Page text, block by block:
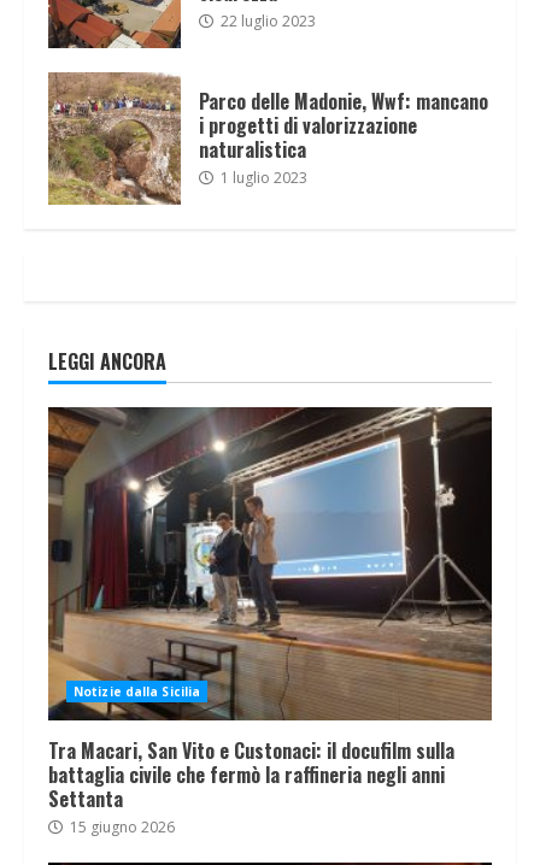
22 luglio 2023
Parco delle Madonie, Wwf: mancano
i progetti di valorizzazione
naturalistica
1 luglio 2023
LEGGI ANCORA
Notizie dalla Sicilia
Tra Macari, San Vito e Custonaci: il docufilm sulla
battaglia civile che fermò la raffineria negli anni
Settanta
15 giugno 2026